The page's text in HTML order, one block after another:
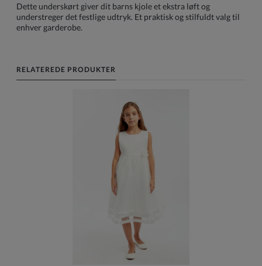
Dette underskørt giver dit barns kjole et ekstra løft og
understreger det festlige udtryk. Et praktisk og stilfuldt valg til
enhver garderobe.
RELATEREDE PRODUKTER